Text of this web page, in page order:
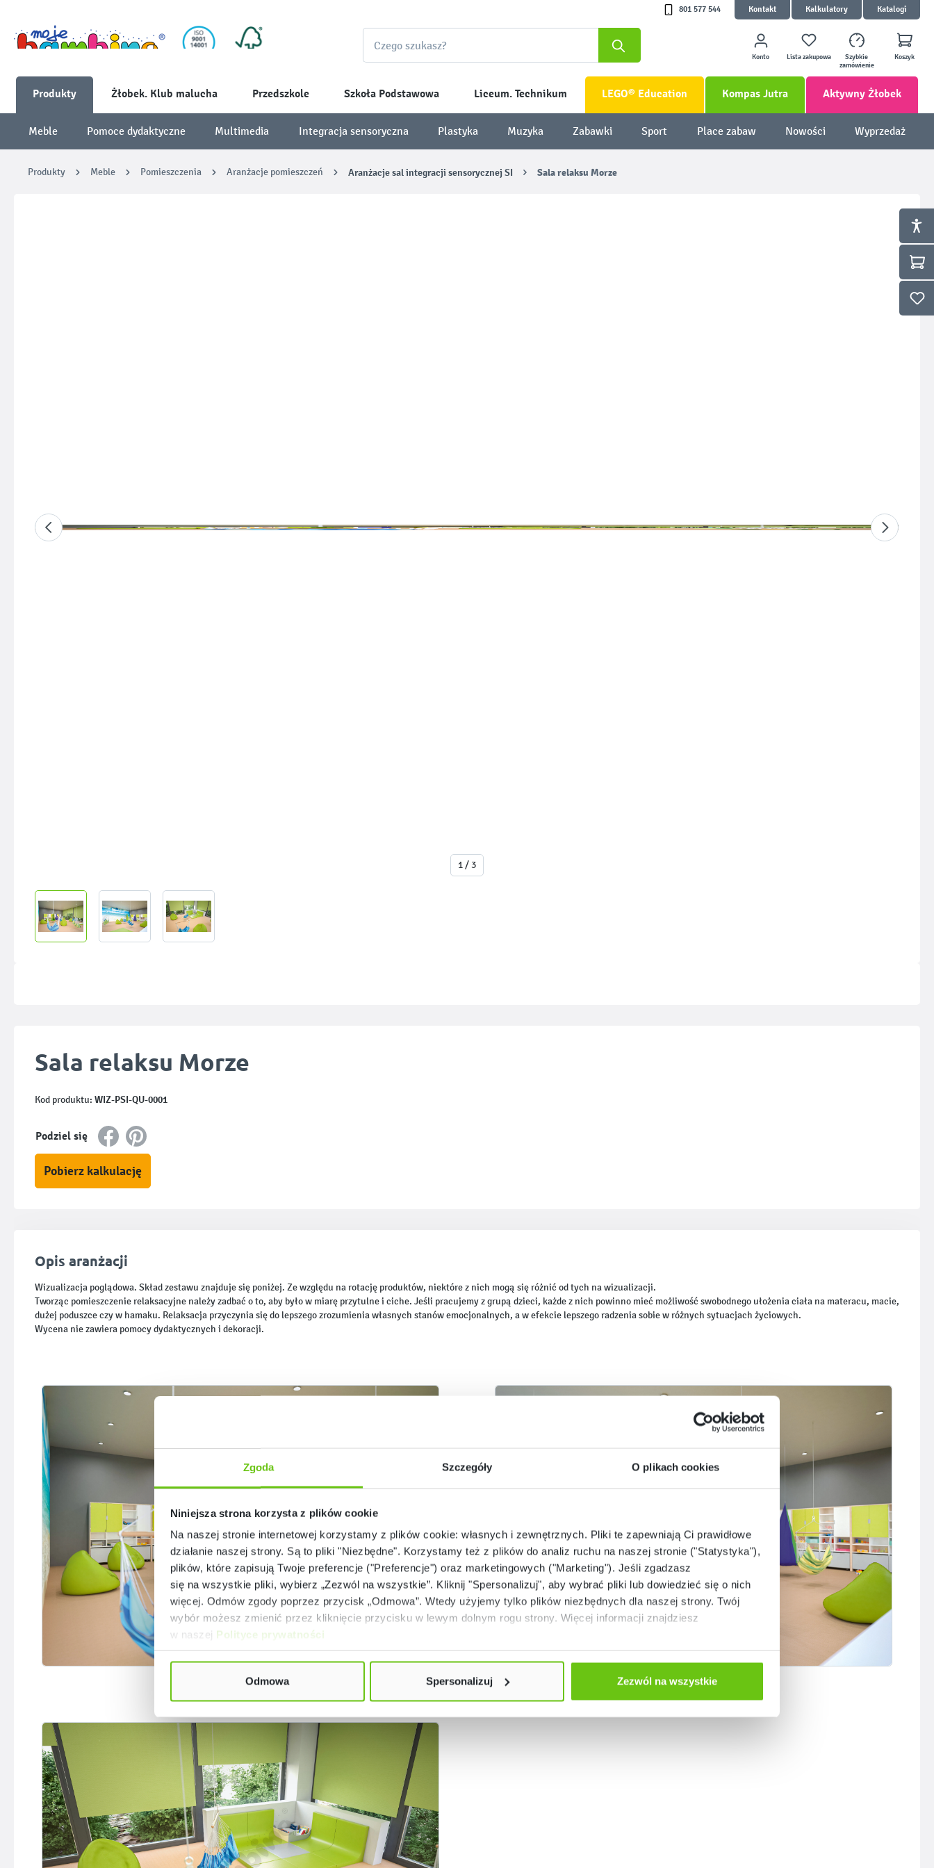
Zgoda Szczegóły O plikach cookies
Niniejsza strona korzysta z plików cookie
Na naszej stronie internetowej korzystamy z plików cookie: własnych i zewnętrznych. Pliki te zapewniają Ci prawidłowe
działanie naszej strony. Są to pliki "Niezbędne". Korzystamy też z plików do analiz ruchu na naszej stronie ("Statystyka"),
plików, które zapisują Twoje preferencje ("Preferencje") oraz marketingowych ("Marketing"). Jeśli zgadzasz
się na wszystkie pliki, wybierz „Zezwól na wszystkie”. Kliknij "Spersonalizuj", aby wybrać pliki lub dowiedzieć się o nich
więcej. Odmów zgody poprzez przycisk „Odmowa”. Wtedy użyjemy tylko plików niezbędnych dla naszej strony. Twój
wybór możesz zmienić przez kliknięcie przycisku w lewym dolnym rogu strony. Więcej informacji znajdziesz
w naszej Polityce prywatności
Odmowa Spersonalizuj Zezwól na wszystkie
801 577 544 Kontakt Kalkulatory Katalogi
Konto Lista zakupowa
Szybkie
zamówienie
Koszyk
Produkty Żłobek. Klub malucha Przedszkole Szkoła Podstawowa Liceum. Technikum LEGO® Education Kompas Jutra Aktywny Żłobek
Meble Pomoce dydaktyczne Multimedia Integracja sensoryczna Plastyka Muzyka Zabawki Sport Place zabaw Nowości Wyprzedaż
Produkty Meble Pomieszczenia Aranżacje pomieszczeń Aranżacje sal integracji sensorycznej SI Sala relaksu Morze
1 / 3
Sala relaksu Morze
Kod produktu: WIZ-PSI-QU-0001
Podziel się
Pobierz kalkulację
Opis aranżacji
Wizualizacja poglądowa. Skład zestawu znajduje się poniżej. Ze względu na rotację produktów, niektóre z nich mogą się różnić od tych na wizualizacji.
Tworząc pomieszczenie relaksacyjne należy zadbać o to, aby było w miarę przytulne i ciche. Jeśli pracujemy z grupą dzieci, każde z nich powinno mieć możliwość swobodnego ułożenia ciała na materacu, macie,
dużej poduszce czy w hamaku. Relaksacja przyczynia się do lepszego zrozumienia własnych stanów emocjonalnych, a w efekcie lepszego radzenia sobie w różnych sytuacjach życiowych.
Wycena nie zawiera pomocy dydaktycznych i dekoracji.